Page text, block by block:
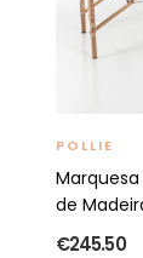
POLLIE
de
€245.50